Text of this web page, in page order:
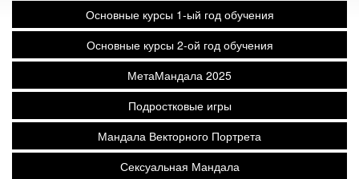
Основные курсы 1-ый год обучения
Основные курсы 2-ой год обучения
МетаМандала 2025
Подростковые игры
Мандала Векторного Портрета
Сексуальная Мандала